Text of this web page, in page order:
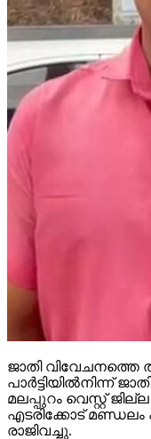
ജാതി വിവേചനത്തെ
പാര്‍ട്ടിയില്‍നിന്ന്
മലപ്പുറം വെസ്റ്റ്
എടരിക്കോട്
രാജിവച്ചു.